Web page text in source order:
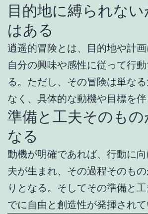
目的地に縛られな
はある
逍遥的冒険とは、目的地や計画
自分の興味や感性に従って行
る。ただし、その冒険は単な
なく、具体的な動機や目標を伴
準備と工夫そのもの
なる
動機が明確であれば、行動に
夫が生まれ、その過程そのも
りとなる。そしてその準備と
でに自由と創造性が発揮されて